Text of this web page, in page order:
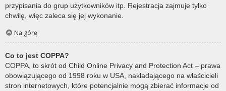
przypisania do grup użytkowników itp. Rejestracja zajmuje tylko
chwilę, więc zaleca się jej wykonanie.
Na górę
Co to jest COPPA?
COPPA, to skrót od Child Online Privacy and Protection Act – prawa
obowiązującego od 1998 roku w USA, nakładającego na właścicieli
stron internetowych, które potencjalnie mogą zbierać informacje od